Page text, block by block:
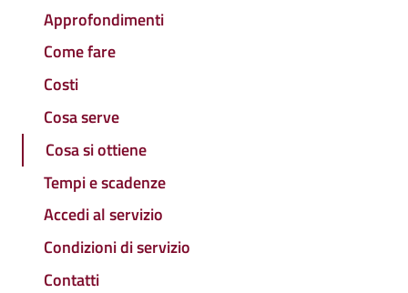
Approfondimenti
Come fare
Costi
Cosa serve
Cosa si ottiene
Tempi e scadenze
Accedi al servizio
Condizioni di servizio
Contatti